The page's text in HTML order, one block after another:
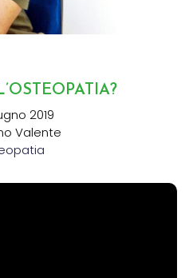
2019
Valente